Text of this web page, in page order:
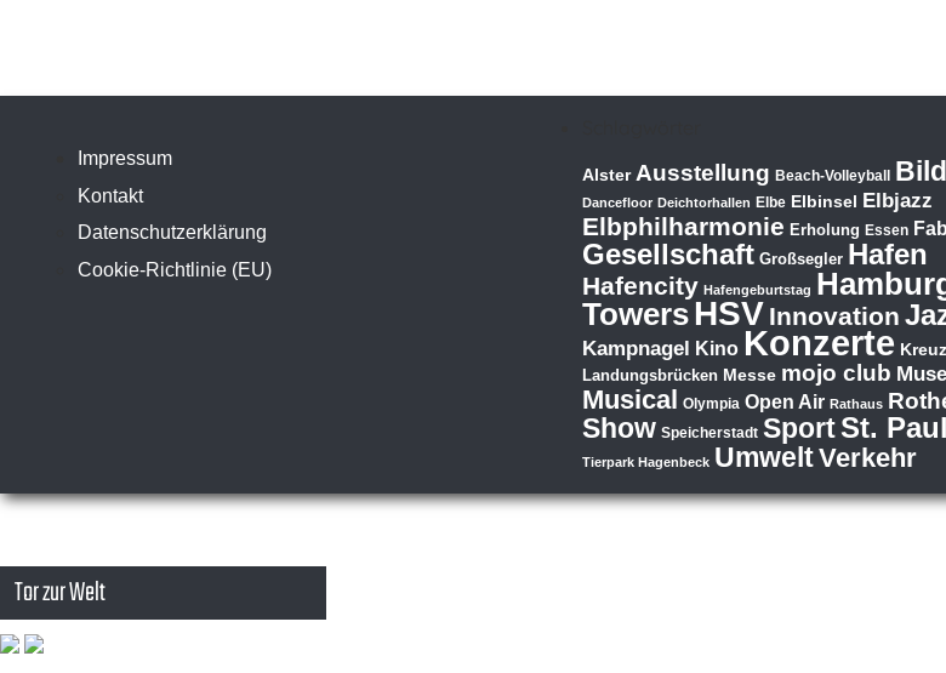
Tor zur Welt
Impressum
Kontakt
Datenschutzerklärung
Cookie-Richtlinie (EU)
Alster Ausstellung Beach-Volleyball
Dancefloor Deichtorhallen Elbe Elbinsel Elbjazz
Elbphilharmonie Erholung Essen
Gesellschaft Großsegler Hafen
Hafencity Hafengeburtstag
TowersHSV Innovation
Kampnagel Kino Konzerte
Landungsbrücken Messe mojo club
Musical Olympia Open Air Rathaus
Show Speicherstadt SportSt.
Tierpark Hagenbeck UmweltVerkehr